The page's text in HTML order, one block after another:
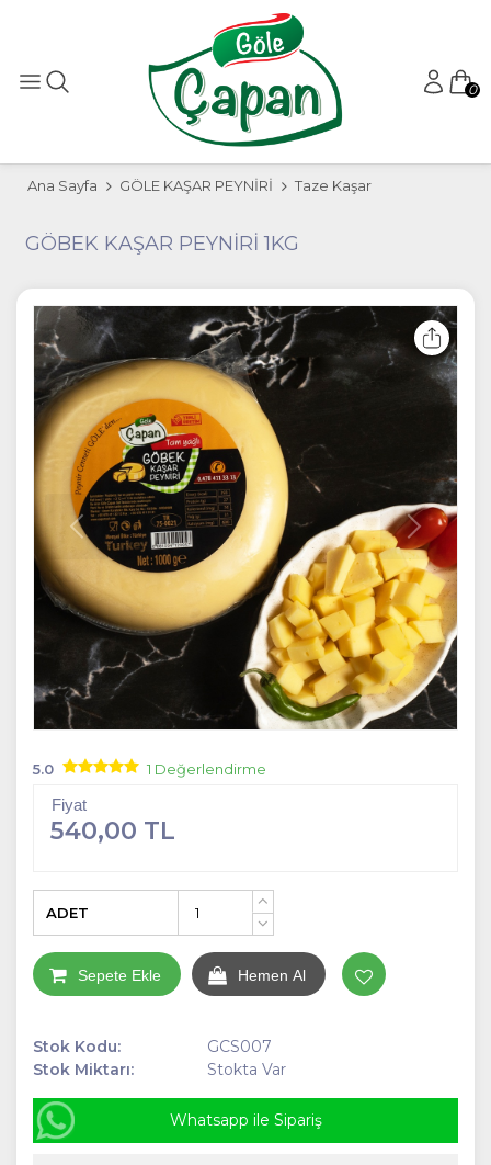
0
Ana Sayfa GÖLE KAŞAR PEYNİRİ Taze Kaşar
GÖBEK KAŞAR PEYNİRİ 1KG
5.0 1 Değerlendirme
Fiyat
540,00 TL
+
ADET
Sepete Ekle Hemen Al
Stok Kodu:
GCS007
Stok Miktarı:
Stokta Var
Whatsapp ile Sipariş